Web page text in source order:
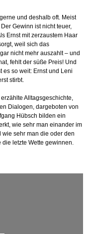
und deshalb oft. Meist
Gewinn ist nicht teuer,
Ernst mit zerzaustem Haar
weil sich das
nicht mehr auszahlt – und
fehlt der süße Preis! Und
so weit: Ernst und Leni
stirbt.
Alltagsgeschichte,
Dialogen, dargeboten von
Hübsch bilden ein
wie sehr man einander im
wie sehr man die oder den
letzte Wette gewinnen.